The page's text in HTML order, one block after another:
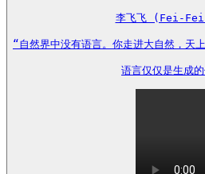
李飞飞 (Fei-Fei
“自然界中没有语言。你走进大自然，天
语言仅仅是生